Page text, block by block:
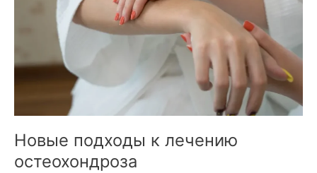
Новые подходы к лечению
остеохондроза